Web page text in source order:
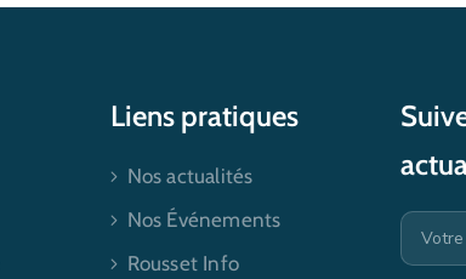
Liens pratiques
Nos actualités
Nos Événements
Rousset Info